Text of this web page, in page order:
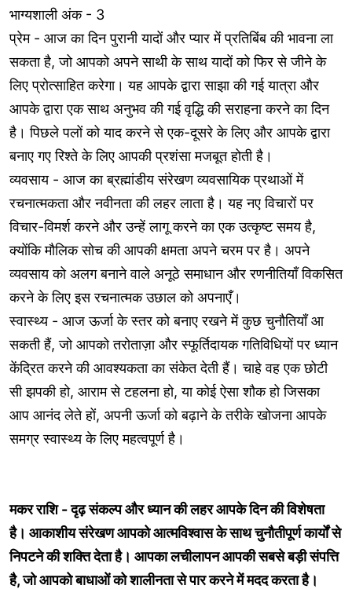
भाग्यशाली अंक - 3
प्रेम - आज का दिन पुरानी यादों और प्यार में प्रतिबिंब की भावना ला
सकता है, जो आपको अपने साथी के साथ यादों को फिर से जीने के
लिए प्रोत्साहित करेगा। यह आपके द्वारा साझा की गई यात्रा और
आपके द्वारा एक साथ अनुभव की गई वृद्धि की सराहना करने का दिन
है। पिछले पलों को याद करने से एक-दूसरे के लिए और आपके द्वारा
बनाए गए रिश्ते के लिए आपकी प्रशंसा मजबूत होती है।
व्यवसाय - आज का ब्रह्मांडीय संरेखण व्यवसायिक प्रथाओं में
रचनात्मकता और नवीनता की लहर लाता है। यह नए विचारों पर
विचार-विमर्श करने और उन्हें लागू करने का एक उत्कृष्ट समय है,
क्योंकि मौलिक सोच की आपकी क्षमता अपने चरम पर है। अपने
व्यवसाय को अलग बनाने वाले अनूठे समाधान और रणनीतियाँ विकसित
करने के लिए इस रचनात्मक उछाल को अपनाएँ।
स्वास्थ्य - आज ऊर्जा के स्तर को बनाए रखने में कुछ चुनौतियाँ आ
सकती हैं, जो आपको तरोताज़ा और स्फूर्तिदायक गतिविधियों पर ध्यान
केंद्रित करने की आवश्यकता का संकेत देती हैं। चाहे वह एक छोटी
सी झपकी हो, आराम से टहलना हो, या कोई ऐसा शौक हो जिसका
आप आनंद लेते हों, अपनी ऊर्जा को बढ़ाने के तरीके खोजना आपके
समग्र स्वास्थ्य के लिए महत्वपूर्ण है।
मकर राशि - दृढ़ संकल्प और ध्यान की लहर आपके दिन की विशेषता
है। आकाशीय संरेखण आपको आत्मविश्वास के साथ चुनौतीपूर्ण कार्यों से
निपटने की शक्ति देता है। आपका लचीलापन आपकी सबसे बड़ी संपत्ति
है, जो आपको बाधाओं को शालीनता से पार करने में मदद करता है।